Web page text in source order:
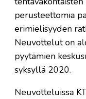
perusteettomia
erimielisyyden
Neuvottelut on
pyytämien
syksyllä 2020.
Neuvotteluissa